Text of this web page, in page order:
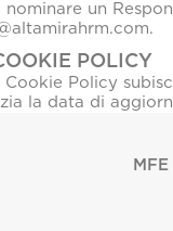
nominare un
POLICY
Cookie Policy
la data di